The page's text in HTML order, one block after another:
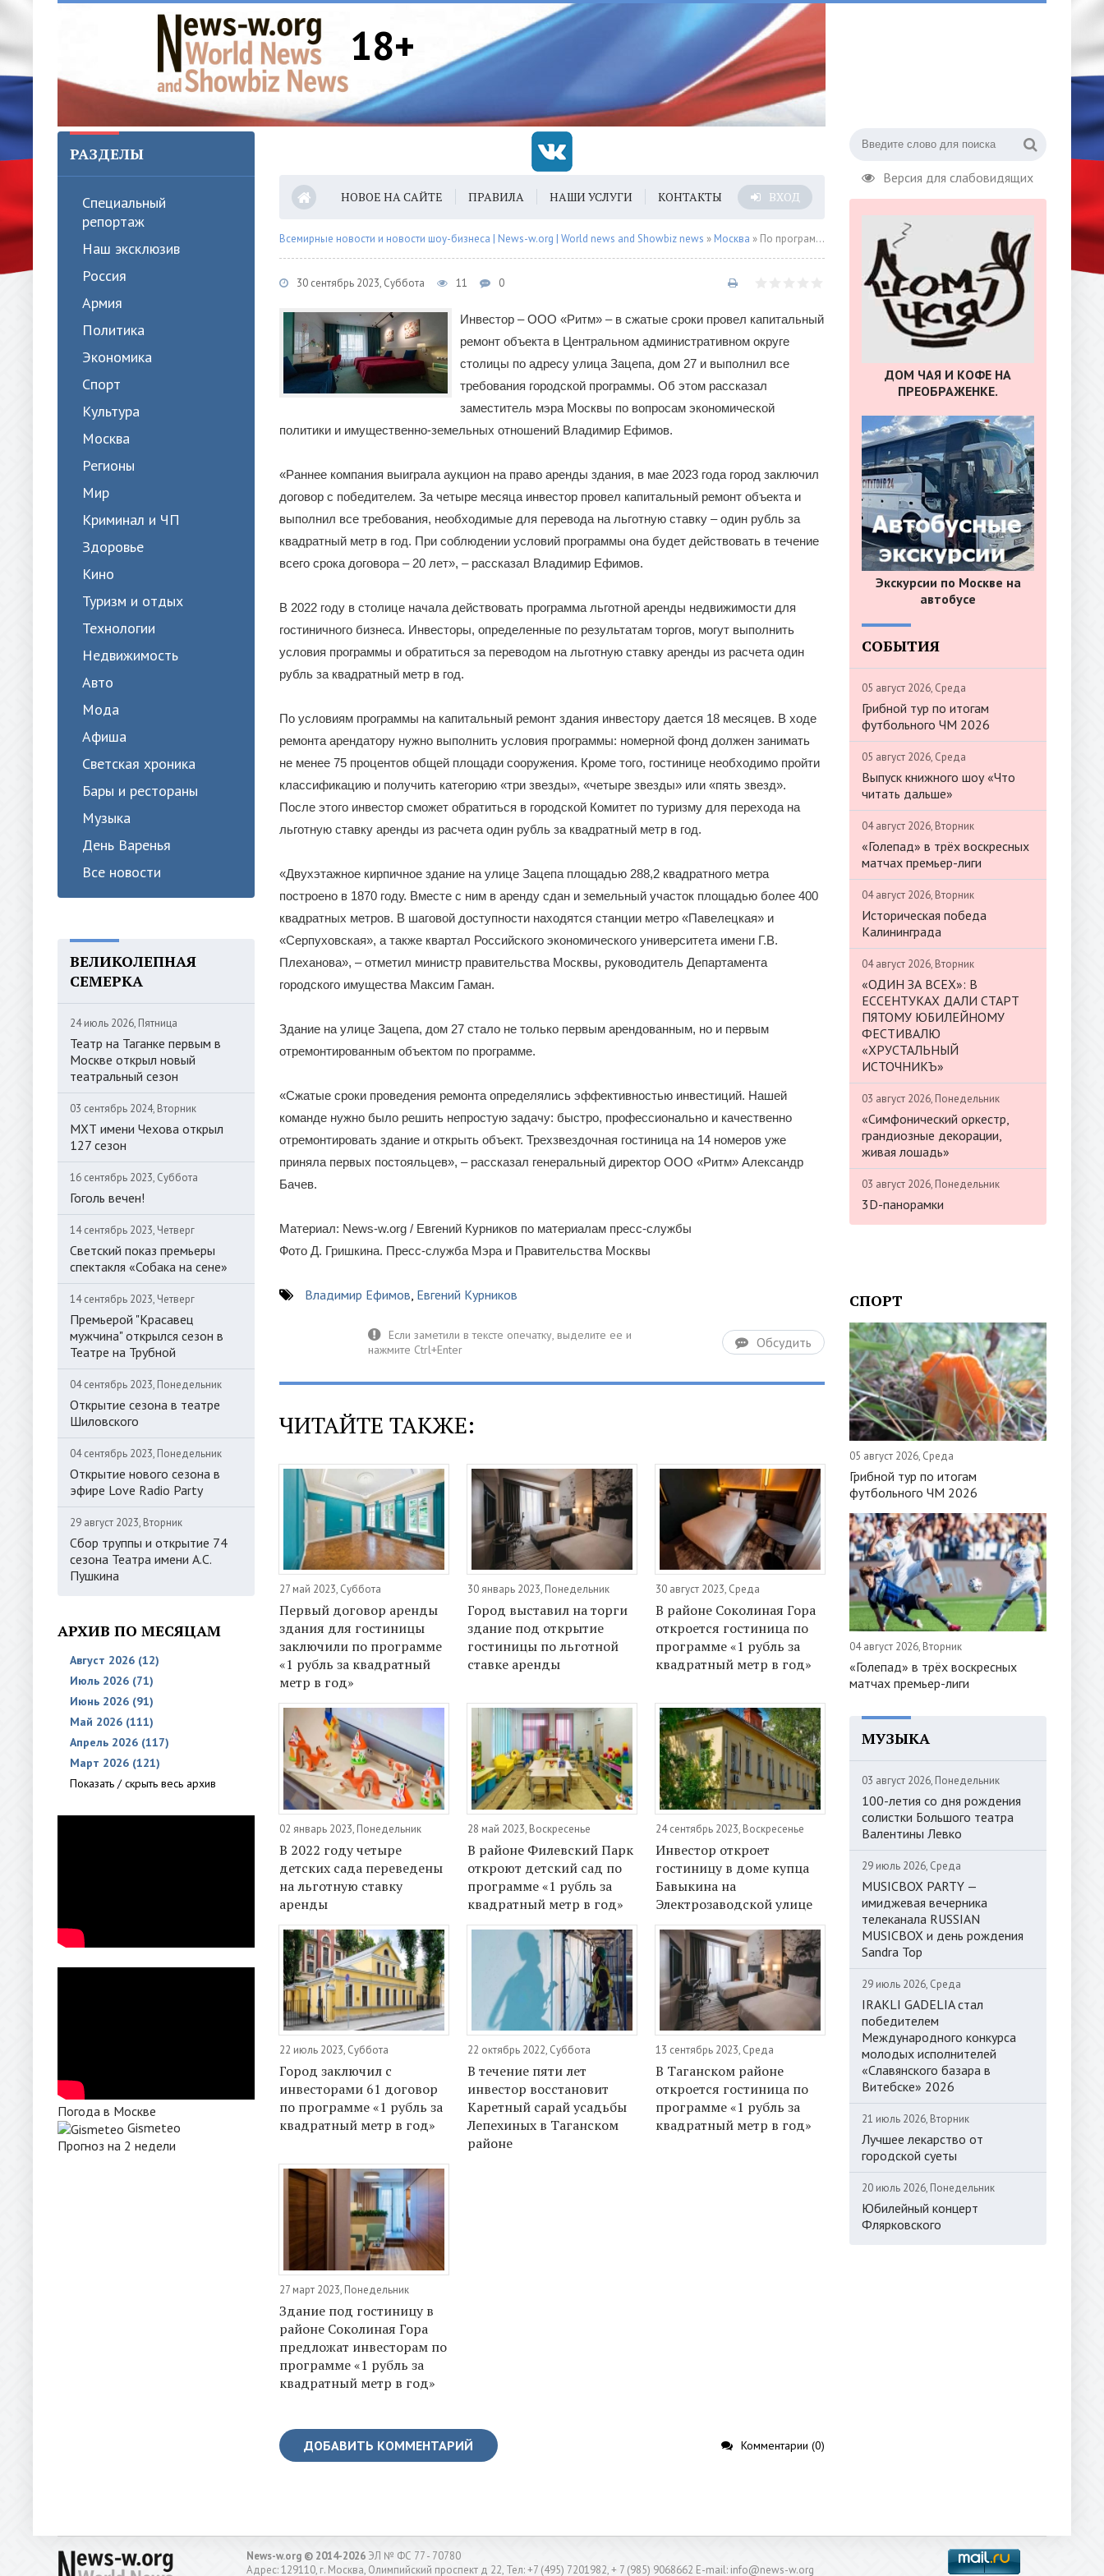
18+
Версия для слабовидящих
РАЗДЕЛЫ
Специальный
репортаж
Наш эксклюзив
Россия
Армия
Политика
Экономика
Спорт
Культура
Москва
Регионы
Мир
Криминал и ЧП
Здоровье
Кино
Туризм и отдых
Технологии
Недвижимость
Авто
Мода
Афиша
Светская хроника
Бары и рестораны
Музыка
День Варенья
Все новости
ВЕЛИКОЛЕПНАЯ
СЕМЕРКА
24 июль 2026, Пятница
Театр на Таганке первым в
Москве открыл новый
театральный сезон
03 сентябрь 2024, Вторник
МХТ имени Чехова открыл
127 сезон
16 сентябрь 2023, Суббота
Гоголь вечен!
14 сентябрь 2023, Четверг
Светский показ премьеры
спектакля «Собака на сене»
14 сентябрь 2023, Четверг
Премьерой "Красавец
мужчина" открылся сезон в
Театре на Трубной
04 сентябрь 2023, Понедельник
Открытие сезона в театре
Шиловского
04 сентябрь 2023, Понедельник
Открытие нового сезона в
эфире Love Radio Party
29 август 2023, Вторник
Сбор труппы и открытие 74
сезона Театра имени А.С.
Пушкина
АРХИВ ПО МЕСЯЦАМ
Август 2026 (12)
Июль 2026 (71)
Июнь 2026 (91)
Май 2026 (111)
Апрель 2026 (117)
Март 2026 (121)
Показать / скрыть весь архив
Погода в Москве
Gismeteo
Прогноз на 2 недели
НОВОЕ НА САЙТЕ ПРАВИЛА НАШИ УСЛУГИ КОНТАКТЫ ВХОД
Всемирные новости и новости шоу-бизнеса | News-w.org | World news and Showbiz news » Москва » По программе «1 рубль за квадратный метр в год» впервые перевели гостиницу на льготную ставку аренды
30 сентябрь 2023, Суббота 11 0
Инвестор – ООО «Ритм» – в сжатые сроки провел капитальный
ремонт объекта в Центральном административном округе
столицы по адресу улица Зацепа, дом 27 и выполнил все
требования городской программы. Об этом рассказал
заместитель мэра Москвы по вопросам экономической
политики и имущественно-земельных отношений Владимир Ефимов.
«Раннее компания выиграла аукцион на право аренды здания, в мае 2023 года город заключил
договор с победителем. За четыре месяца инвестор провел капитальный ремонт объекта и
выполнил все требования, необходимые для перевода на льготную ставку – один рубль за
квадратный метр в год. При соблюдении условий программы она будет действовать в течение
всего срока договора – 20 лет», – рассказал Владимир Ефимов.
В 2022 году в столице начала действовать программа льготной аренды недвижимости для
гостиничного бизнеса. Инвесторы, определенные по результатам торгов, могут выполнить
условия программы и обратиться за переводом на льготную ставку аренды из расчета один
рубль за квадратный метр в год.
По условиям программы на капитальный ремонт здания инвестору дается 18 месяцев. В ходе
ремонта арендатору нужно выполнить условия программы: номерной фонд должен занимать
не менее 75 процентов общей площади сооружения. Кроме того, гостинице необходимо пройти
классификацию и получить категорию «три звезды», «четыре звезды» или «пять звезд».
После этого инвестор сможет обратиться в городской Комитет по туризму для перехода на
льготную ставку аренды из расчета один рубль за квадратный метр в год.
«Двухэтажное кирпичное здание на улице Зацепа площадью 288,2 квадратного метра
построено в 1870 году. Вместе с ним в аренду сдан и земельный участок площадью более 400
квадратных метров. В шаговой доступности находятся станции метро «Павелецкая» и
«Серпуховская», а также квартал Российского экономического университета имени Г.В.
Плеханова», – отметил министр правительства Москвы, руководитель Департамента
городского имущества Максим Гаман.
Здание на улице Зацепа, дом 27 стало не только первым арендованным, но и первым
отремонтированным объектом по программе.
«Сжатые сроки проведения ремонта определялись эффективностью инвестиций. Нашей
команде нужно было решить непростую задачу: быстро, профессионально и качественно
отремонтировать здание и открыть объект. Трехзвездочная гостиница на 14 номеров уже
приняла первых постояльцев», – рассказал генеральный директор ООО «Ритм» Александр
Бачев.
Материал: News-w.org / Евгений Курников по материалам пресс-службы
Фото Д. Гришкина. Пресс-служба Мэра и Правительства Москвы
Владимир Ефимов, Евгений Курников
Обсудить
ЧИТАЙТЕ ТАКЖЕ:
27 май 2023, Суббота
Первый договор аренды
здания для гостиницы
заключили по программе
«1 рубль за квадратный
метр в год»
30 январь 2023, Понедельник
Город выставил на торги
здание под открытие
гостиницы по льготной
ставке аренды
30 август 2023, Среда
В районе Соколиная Гора
откроется гостиница по
программе «1 рубль за
квадратный метр в год»
02 январь 2023, Понедельник
В 2022 году четыре
детских сада переведены
на льготную ставку
аренды
28 май 2023, Воскресенье
В районе Филевский Парк
откроют детский сад по
программе «1 рубль за
квадратный метр в год»
24 сентябрь 2023, Воскресенье
Инвестор откроет
гостиницу в доме купца
Бавыкина на
Электрозаводской улице
22 июль 2023, Суббота
Город заключил с
инвесторами 61 договор
по программе «1 рубль за
квадратный метр в год»
22 октябрь 2022, Суббота
В течение пяти лет
инвестор восстановит
Каретный сарай усадьбы
Лепехиных в Таганском
районе
13 сентябрь 2023, Среда
В Таганском районе
откроется гостиница по
программе «1 рубль за
квадратный метр в год»
27 март 2023, Понедельник
Здание под гостиницу в
районе Соколиная Гора
предложат инвесторам по
программе «1 рубль за
квадратный метр в год»
ДОБАВИТЬ КОММЕНТАРИЙ Комментарии (0)
ДОМ ЧАЯ И КОФЕ НА
ПРЕОБРАЖЕНКЕ.
Экскурсии по Москве на
автобусе
СОБЫТИЯ
05 август 2026, Среда
Грибной тур по итогам
футбольного ЧМ 2026
05 август 2026, Среда
Выпуск книжного шоу «Что
читать дальше»
04 август 2026, Вторник
«Голепад» в трёх воскресных
матчах премьер-лиги
04 август 2026, Вторник
Историческая победа
Калининграда
04 август 2026, Вторник
«ОДИН ЗА ВСЕХ»: В
ЕССЕНТУКАХ ДАЛИ СТАРТ
ПЯТОМУ ЮБИЛЕЙНОМУ
ФЕСТИВАЛЮ
«ХРУСТАЛЬНЫЙ
ИСТОЧНИКЪ»
03 август 2026, Понедельник
«Симфонический оркестр,
грандиозные декорации,
живая лошадь»
03 август 2026, Понедельник
3D-панорамки
СПОРТ
05 август 2026, Среда
Грибной тур по итогам
футбольного ЧМ 2026
04 август 2026, Вторник
«Голепад» в трёх воскресных
матчах премьер-лиги
МУЗЫКА
03 август 2026, Понедельник
100-летия со дня рождения
солистки Большого театра
Валентины Левко
29 июль 2026, Среда
MUSICBOX PARTY —
имиджевая вечерника
телеканала RUSSIAN
MUSICBOX и день рождения
Sandra Top
29 июль 2026, Среда
IRAKLI GADELIA стал
победителем
Международного конкурса
молодых исполнителей
«Славянского базара в
Витебске» 2026
21 июль 2026, Вторник
Лучшее лекарство от
городской суеты
20 июль 2026, Понедельник
Юбилейный концерт
Флярковского
News-w.org © 2014-2026 ЭЛ № ФС 77 - 70780
Адрес: 129110, г. Москва, Олимпийский проспект д 22, Тел: +7 (495) 7201982, + 7 (985) 9068662 E-mail: info@news-w.org